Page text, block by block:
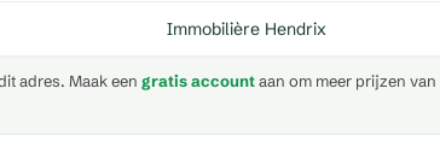
Immobilière Hendrix
adres. Maak een gratis accountaan om meer prijzen